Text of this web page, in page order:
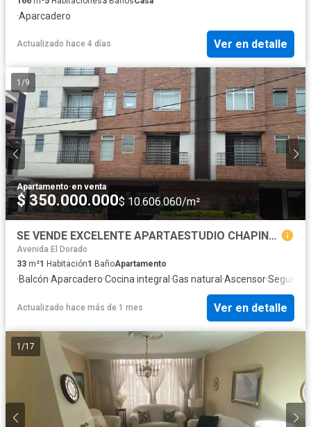
·Aparcadero
Actualizado hace 4 días Ver en detalle
1 /9
Apartamento·en venta
$ 350.000.000$ 10.606.060/m²
SE VENDE EXCELENTE APARTAESTUDIO CHAPINERO
Avenida El Dorado
33 m²1 Habitación1 BañoApartamento
·Balcón·Aparcadero·Cocina integral ·Gas natural ·Ascensor·
Actualizado hace más de 1 mes Ver en detalle
1 /17